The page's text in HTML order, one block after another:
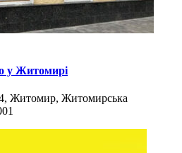
у Житомирі
Житомир, Житомирська